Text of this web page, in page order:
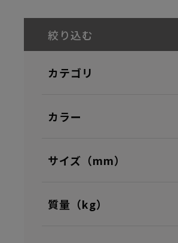
絞り込む
カテゴリ
カラー
サイズ（mm）
質量（kg）